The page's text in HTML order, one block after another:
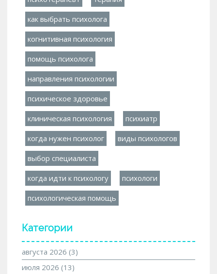
как выбрать психолога
когнитивная психология
помощь психолога
направления психологии
психическое здоровье
клиническая психология психиатр
когда нужен психолог виды психологов
выбор специалиста
когда идти к психологу психологи
психологическая помощь
Категории
августа 2026 (3)
июля 2026 (13)